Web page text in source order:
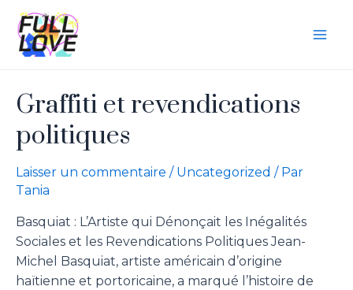
Graffiti et revendications
politiques
Laisser un commentaire / Uncategorized / Par
Tania
Basquiat : L’Artiste qui Dénonçait les Inégalités
Sociales et les Revendications Politiques Jean-
Michel Basquiat, artiste américain d’origine
haïtienne et portoricaine, a marqué l’histoire de